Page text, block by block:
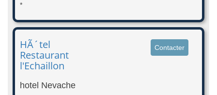
*
HÃ´tel
Restaurant
l'Echaillon
Contacter
hotel Nevache